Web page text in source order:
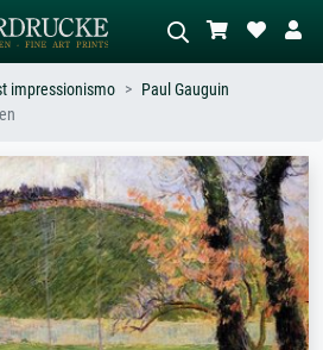
– es.
Descrivi la scena – es. prato verde,
astratto con molto rosso, dipinto a
olio scuro, nudo in piedi vicino a un
albero.
impressionismo
Paul Gauguin